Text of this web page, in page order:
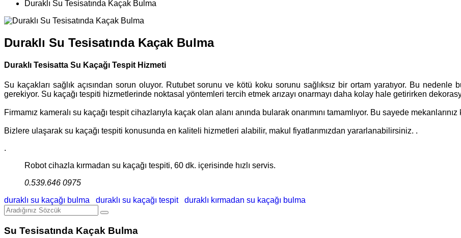
Duraklı Su Tesisatında Kaçak Bulma
Duraklı Su Tesisatında Kaçak Bulma
Duraklı Tesisatta Su Kaçağı Tespit Hizmeti
Su kaçakları sağlık açısından sorun oluyor. Rutubet sorunu ve kötü koku sorunu sağlıksız bir ortam yaratıyor. Bu
gerekiyor. Su kaçağı tespiti hizmetlerinde noktasal yöntemleri tercih etmek arızayı onarmayı daha kolay hale getirirken
Firmamız kameralı su kaçağı tespit cihazlarıyla kaçak olan alanı anında bularak onarımını tamamlıyor. Bu sayede
Bizlere ulaşarak su kaçağı tespiti konusunda en kaliteli hizmetleri alabilir, makul fiyatlarımızdan yararlanabilirsiniz. .
.
Robot cihazla kırmadan su kaçağı tespiti, 60 dk. içerisinde hızlı servis.
0.539.646 0975
duraklı su kaçağı bulma
duraklı su kaçağı tespit duraklı kırmadan su kaçağı bulma
Su Tesisatında Kaçak Bulma